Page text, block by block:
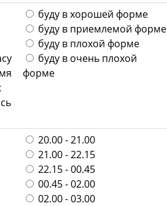
буду в хорошей форме
буду в приемлемой форме
буду в плохой форме
буду в очень плохой
форме
20.00 - 21.00
21.00 - 22.15
22.15 - 00.45
00.45 - 02.00
02.00 - 03.00